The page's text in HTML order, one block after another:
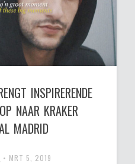
INSPIRERENDE
NAAR KRAKER
MADRID
• MRT 5, 2019